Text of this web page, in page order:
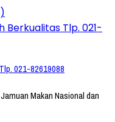
021-82619088
Makan Nasional dan